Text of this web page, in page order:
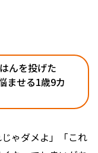
んを投げた
ませる1歳9カ
ゃダメよ」「これ